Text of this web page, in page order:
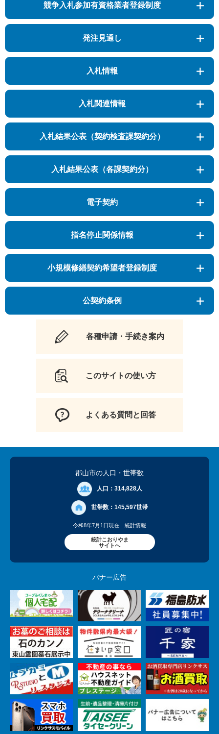
競争入札参加有資格業者登録制度
発注見通し
入札情報
入札関連情報
入札結果公表（契約検査課契約分）
入札結果公表（各課契約分）
電子契約
指名停止関係情報
小規模修繕契約希望者登録制度
公契約条例
各種申請・手続き案内
このサイトの使い方
よくある質問と回答
郡山市の人口 ・世帯数
人口： 314,828人
世帯数： 145,597世帯
令和8年7月1日現在 統計情報
統計こおりやま
サイトへ
バナー広告